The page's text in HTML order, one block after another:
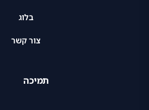
בלוג
צור קשר
תמיכה